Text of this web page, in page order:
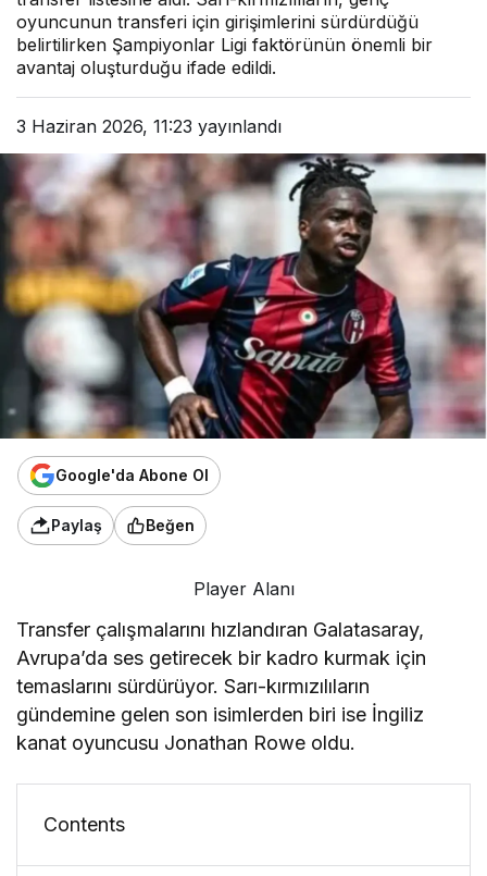
oyuncunun transferi için girişimlerini sürdürdüğü
belirtilirken Şampiyonlar Ligi faktörünün önemli bir
avantaj oluşturduğu ifade edildi.
3 Haziran 2026, 11:23 yayınlandı
Google'da Abone Ol
Paylaş Beğen
Player Alanı
Transfer çalışmalarını hızlandıran Galatasaray,
Avrupa’da ses getirecek bir kadro kurmak için
temaslarını sürdürüyor. Sarı-kırmızılıların
gündemine gelen son isimlerden biri ise İngiliz
kanat oyuncusu Jonathan Rowe oldu.
Contents